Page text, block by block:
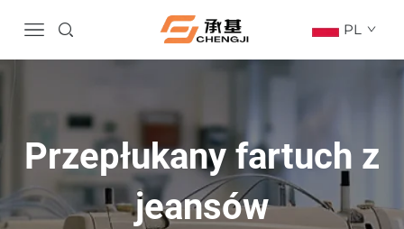
PL
Przepłukany fartuch z
jeansów